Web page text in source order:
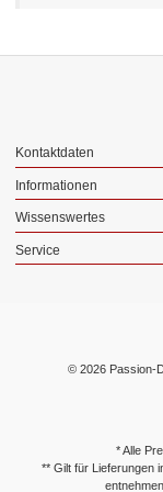
Kontaktdaten
Informationen
Wissenswertes
Service
© 2026 Passion-
* Alle
** Gilt für Lieferungen